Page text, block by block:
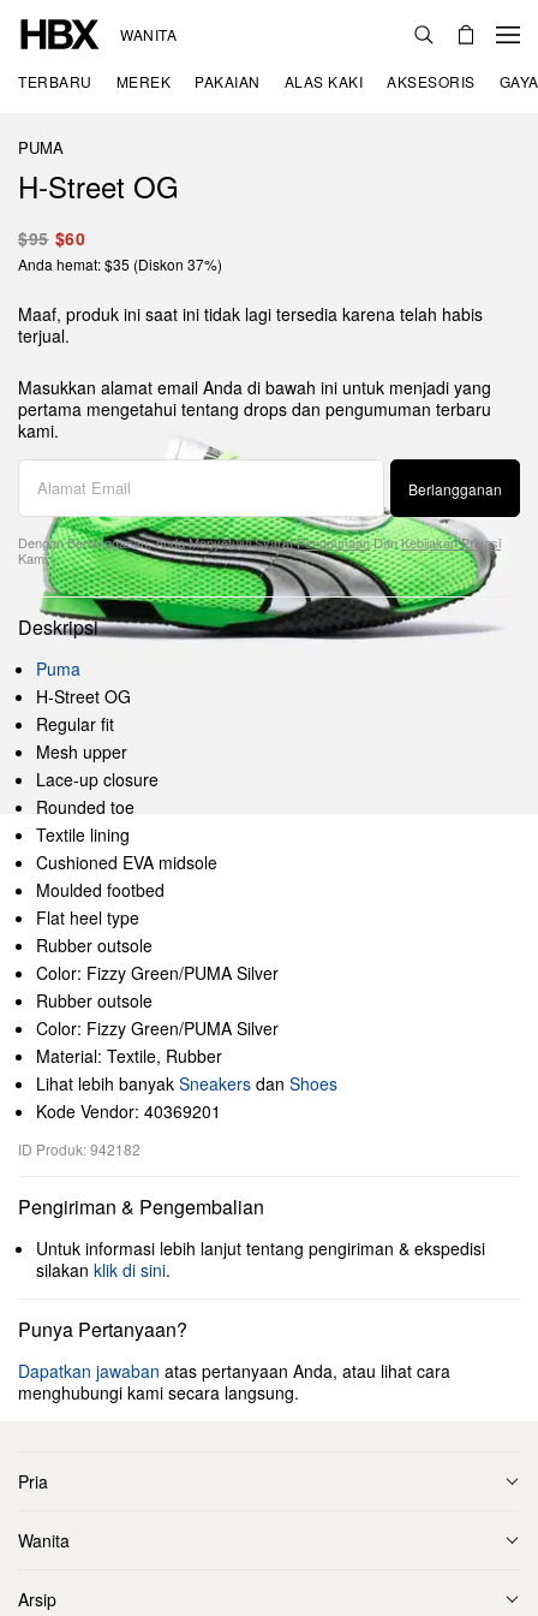
WANITA
TERBARU MEREK PAKAIAN ALAS KAKI AKSESORIS
PUMA
H-Street OG
$95 $60
Anda hemat: $35 (Diskon 37%)
Maaf, produk ini saat ini tidak lagi tersedia karena telah habis
terjual.
Masukkan alamat email Anda di bawah ini untuk menjadi yang
pertama mengetahui tentang drops dan pengumuman terbaru
kami.
Berlangganan
Dengan Berlangganan, Anda MenyetujuiSyarat PenggunaanDanKebijakan Privasi
Kami.
Deskripsi
Puma
H-Street OG
Regular fit
Mesh upper
Lace-up closure
Rounded toe
Textile lining
Cushioned EVA midsole
Moulded footbed
Flat heel type
Rubber outsole
Color: Fizzy Green/PUMA Silver
Rubber outsole
Color: Fizzy Green/PUMA Silver
Material: Textile, Rubber
Lihat lebih banyak Sneakers dan Shoes
Kode Vendor: 40369201
ID Produk: 942182
Pengiriman & Pengembalian
Untuk informasi lebih lanjut tentang pengiriman & ekspedisi
silakan klik di sini.
Punya Pertanyaan?
Dapatkan jawaban atas pertanyaan Anda, atau lihat cara
menghubungi kami secara langsung.
Pria
Wanita
Arsip